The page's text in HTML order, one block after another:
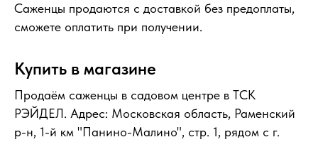
Саженцы продаются с доставкой без предоплаты,
сможете оплатить при получении.
Купить в магазине
Продаём саженцы в садовом центре в ТСК
РЭЙДЕЛ. Адрес: Московская область, Раменский
р-н, 1-й км "Панино-Малино", стр. 1, рядом с г.